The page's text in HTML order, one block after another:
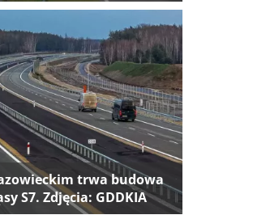
trwa budowa
S7. Zdjęcia: GDDKIA